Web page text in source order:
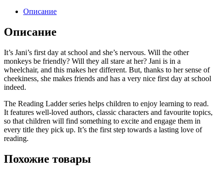
Описание
Описание
It’s Jani’s first day at school and she’s nervous. Will the other
monkeys be friendly? Will they all stare at her? Jani is in a
wheelchair, and this makes her different. But, thanks to her sense of
cheekiness, she makes friends and has a very nice first day at school
indeed.
The Reading Ladder series helps children to enjoy learning to read.
It features well-loved authors, classic characters and favourite topics,
so that children will find something to excite and engage them in
every title they pick up. It’s the first step towards a lasting love of
reading.
Похожие товары